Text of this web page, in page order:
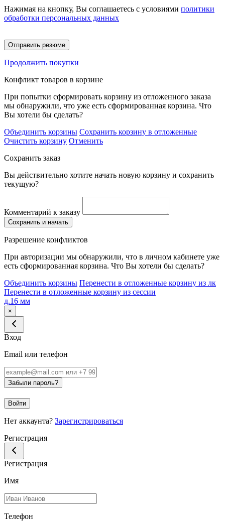
Нажимая на кнопку, Вы соглашаетесь с условиями политики
обработки персональных данных
Отправить резюме
Продолжить покупки
Конфликт товаров в корзине
При попытки сформировать корзину из отложенного заказа
мы обнаружили, что уже есть сформированная корзина. Что
Вы хотели бы сделать?
Объединить корзины Сохранить корзину в отложенные
Очистить корзину Отменить
Сохранить заказ
Вы действительно хотите начать новую корзину и сохранить
текущую?
Комментарий к заказу
Сохранить и начать
Разрешение конфликтов
При авторизации мы обнаружили, что в личном кабинете уже
есть сформированная корзина. Что Вы хотели бы сделать?
Объединить корзины Перенести в отложенные корзину из лк
Перенести в отложенные корзину из сессии
д.16 мм
×
Вход
Email или телефон
Забыли пароль?
Войти
Нет аккаунта? Зарегистрироваться
Регистрация
Регистрация
Имя
Телефон